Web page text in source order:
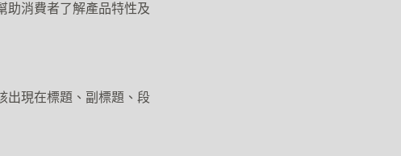
助消費者了解產品特性及
出現在標題、副標題、段